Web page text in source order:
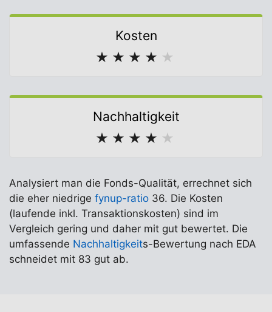
Kosten
★ ★ ★ ★ ★
Nachhaltigkeit
★ ★ ★ ★ ★
Analysiert man die Fonds-Qualität, errechnet sich
die eher niedrige fynup-ratio 36. Die Kosten
(laufende inkl. Transaktionskosten) sind im
Vergleich gering und daher mit gut bewertet. Die
umfassende Nachhaltigkeits-Bewertung nach EDA
schneidet mit 83 gut ab.